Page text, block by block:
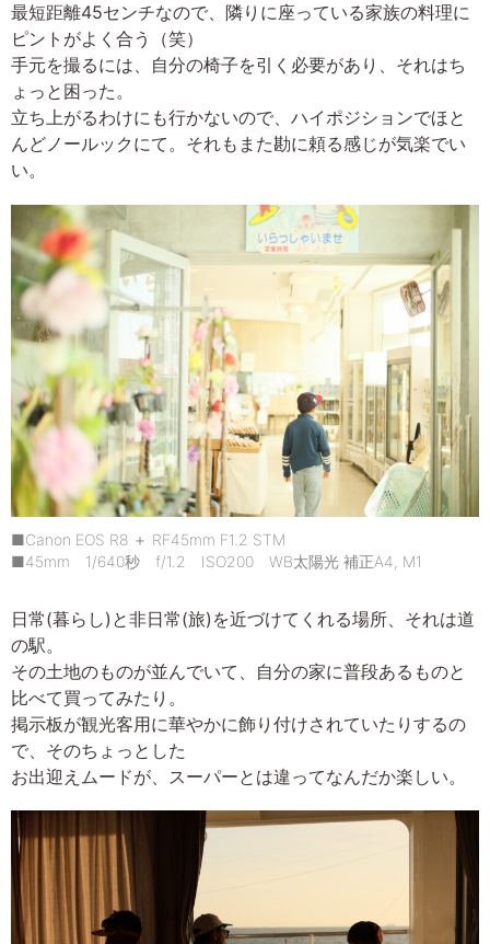
最短距離45センチなので、隣りに座っている家族の料理に
ピントがよく合う（笑）
手元を撮るには、自分の椅子を引く必要があり、それはち
ょっと困った。
立ち上がるわけにも行かないので、ハイポジションでほと
んどノールックにて。それもまた勘に頼る感じが気楽でい
い。
■Canon EOS R8 ＋ RF45mm F1.2 STM
■45mm 1/640秒 f/1.2 ISO200 WB太陽光 補正A4, M1
日常(暮らし)と非日常(旅)を近づけてくれる場所、それは道
の駅。
その土地のものが並んでいて、自分の家に普段あるものと
比べて買ってみたり。
掲示板が観光客用に華やかに飾り付けされていたりするの
で、そのちょっとした
お出迎えムードが、スーパーとは違ってなんだか楽しい。